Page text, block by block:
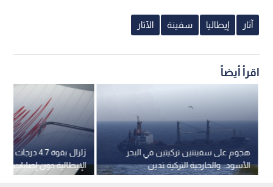
آثار إيطاليا سفينة الآثار
اقرأ أيضاً
زلزال بقوة 4.7
الإيطالية دون إصابات -
هجوم على سفينتين تركيتين في البحر
الأسود.. والخارجية التركية تدين